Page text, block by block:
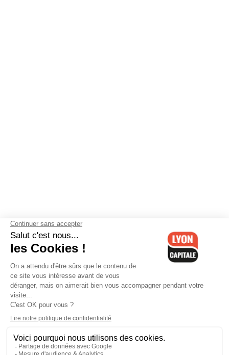
Contactez-nous-Mentions légales-CGV-Politique de